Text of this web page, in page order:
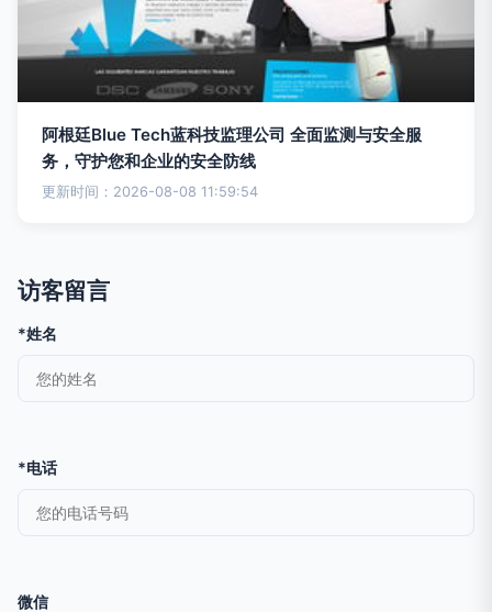
阿根廷Blue Tech蓝科技监理公司 全面监测与安全服
务，守护您和企业的安全防线
更新时间：2026-08-08 11:59:54
访客留言
*姓名
*电话
微信